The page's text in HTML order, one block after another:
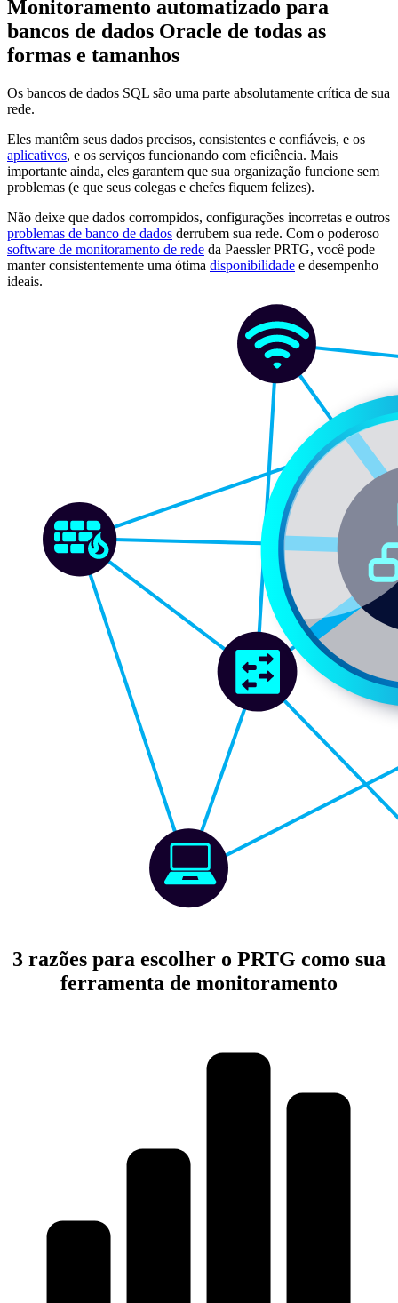
Monitoramento automatizado para
bancos de dados Oracle de todas as
formas e tamanhos
Os bancos de dados SQL são uma parte absolutamente crítica de sua
rede.
Eles mantêm seus dados precisos, consistentes e confiáveis, e os
aplicativos, e os serviços funcionando com eficiência. Mais
importante ainda, eles garantem que sua organização funcione sem
problemas (e que seus colegas e chefes fiquem felizes).
Não deixe que dados corrompidos, configurações incorretas e outros
problemas de banco de dados derrubem sua rede. Com o poderoso
software de monitoramento de rede da Paessler PRTG, você pode
manter consistentemente uma ótima disponibilidade e desempenho
ideais.
3 razões para escolher o PRTG como sua
ferramenta de monitoramento